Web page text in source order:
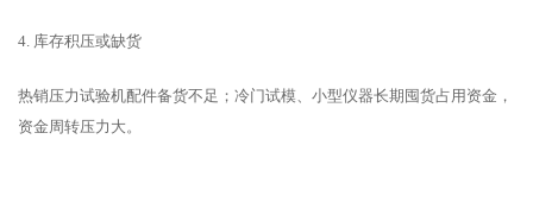
4. 库存积压或缺货
热销压力试验机配件备货不足；冷门试模、小型仪器长期囤货占用资金，
资金周转压力大。